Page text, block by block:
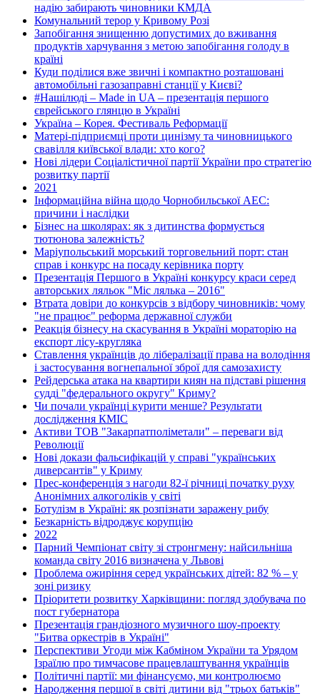
надію забирають чиновники КМДА
Комунальний терор у Кривому Розі
Запобігання знищенню допустимих до вживання
продуктів харчування з метою запобігання голоду в
країні
Куди поділися вже звичні і компактно розташовані
автомобільні газозаправні станції у Києві?
#Нашілюді – Made in UA – презентація першого
єврейського глянцю в Україні
Україна – Корея. Фестиваль Реформації
Матері-підприємці проти цинізму та чиновницького
свавілля київської влади: хто кого?
Нові лідери Соціалістичної партії України про стратегію
розвитку партії
2021
Інформаційна війна щодо Чорнобильської АЕС:
причини і наслідки
Бізнес на школярах: як з дитинства формується
тютюнова залежність?
Маріупольський морський торговельний порт: стан
справ і конкурс на посаду керівника порту
Презентація Першого в Україні конкурсу краси серед
авторських ляльок "Міс лялька – 2016"
Втрата довіри до конкурсів з відбору чиновників: чому
"не працює" реформа державної служби
Реакція бізнесу на скасування в Україні мораторію на
експорт лісу-кругляка
Ставлення українців до лібералізації права на володіння
і застосування вогнепальної зброї для самозахисту
Рейдерська атака на квартири киян на підставі рішення
судді "федерального округу" Криму?
Чи почали українці курити менше? Результати
дослідження КМІС
Активи ТОВ "Закарпатполіметали" – переваги від
Революції
Нові докази фальсифікацій у справі "українських
диверсантів" у Криму
Прес-конференція з нагоди 82-ї річниці початку руху
Анонімних алкоголіків у світі
Ботулізм в Україні: як розпізнати заражену рибу
Безкарність відроджує корупцію
2022
Парний Чемпіонат світу зі стронгмену: найсильніша
команда світу 2016 визначена у Львові
Проблема ожиріння серед українських дітей: 82 % – у
зоні ризику
Пріоритети розвитку Харківщини: погляд здобувача по
пост губернатора
Презентація грандіозного музичного шоу-проекту
"Битва оркестрів в Україні"
Перспективи Угоди між Кабміном України та Урядом
Ізраїлю про тимчасове працевлаштування українців
Політичні партії: ми фінансуємо, ми контролюємо
Народження першої в світі дитини від "трьох батьків"